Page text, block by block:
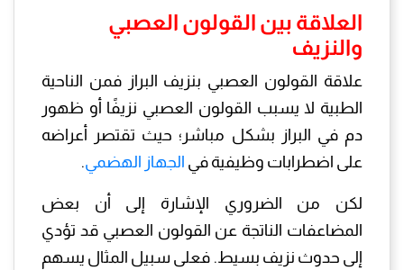
العلاقة بين القولون العصبي
والنزيف
علاقة القولون العصبي بنزيف البراز فمن الناحية
الطبية لا يسبب القولون العصبي نزيفًا أو ظهور
دم في البراز بشكل مباشر؛ حيث تقتصر أعراضه
على اضطرابات وظيفية في الجهاز الهضمي.
لكن من الضروري الإشارة إلى أن بعض
المضاعفات الناتجة عن القولون العصبي قد تؤدي
إلى حدوث نزيف بسيط. فعلى سبيل المثال يسهم